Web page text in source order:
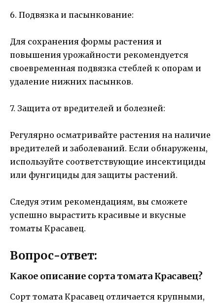
6. Подвязка и пасынкование:
Для сохранения формы растения и
повышения урожайности рекомендуется
своевременная подвязка стеблей к опорам и
удаление нижних пасынков.
7. Защита от вредителей и болезней:
Регулярно осматривайте растения на наличие
вредителей и заболеваний. Если обнаружены,
используйте соответствующие инсектициды
или фунгициды для защиты растений.
Следуя этим рекомендациям, вы сможете
успешно вырастить красивые и вкусные
томаты Красавец.
Вопрос-ответ:
Какое описание сорта томата Красавец?
Сорт томата Красавец отличается крупными,